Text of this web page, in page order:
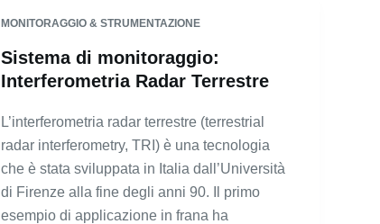
MONITORAGGIO & STRUMENTAZIONE
Sistema di monitoraggio:
Interferometria Radar Terrestre
L’interferometria radar terrestre (terrestrial
radar interferometry, TRI) è una tecnologia
che è stata sviluppata in Italia dall’Università
di Firenze alla fine degli anni 90. Il primo
esempio di applicazione in frana ha